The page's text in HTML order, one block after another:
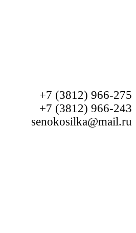
+7 (3812) 966-275
+7 (3812) 966-243
senokosilka@mail.ru